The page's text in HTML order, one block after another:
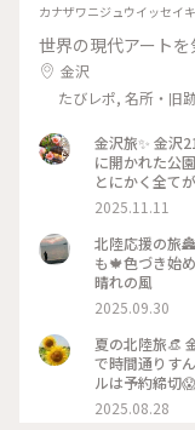
カナザワニジュウイッセイ
世界の現代アート
金沢
たびレポ, 名所・旧
金沢旅✨ 金沢
に開かれた公
とにかく全て
2 文字の可能
の表現に 焦点
書、陶芸、映
す。 文字に関
う見方もある
『SIDE
るための場所
展覧会で、 「
ャーの視点か
の場所」を 美
様々な角度か
っても面白か
2025.11.11
北陸応援の旅
も🍁色づき始
晴れの風
2025.09.30
夏の北陸旅👒 金沢21世紀美術館🎨‎ チケット事前予約のおかげ
で時間通りす
ルは予約締切
カリ💧 そうで
ため、屋外で
2025.08.28